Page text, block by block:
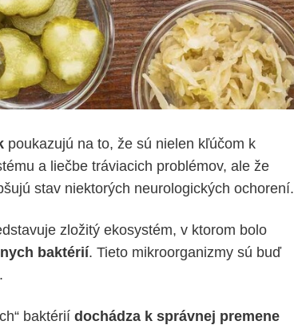
poukazujú na to, že sú nielen kľúčom k
a liečbe tráviacich problémov, ale že
stav niektorých neurologických ochorení.
zložitý ekosystém, v ktorom bolo
baktérií. Tieto mikroorganizmy sú buď
baktérií dochádza k správnej premene